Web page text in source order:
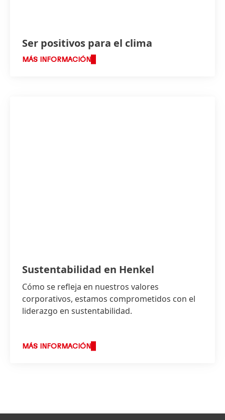
Ser positivos para el clima
MÁS INFORMACIÓN
Sustentabilidad en Henkel
Cómo se refleja en nuestros valores
corporativos, estamos comprometidos con el
liderazgo en sustentabilidad.
MÁS INFORMACIÓN